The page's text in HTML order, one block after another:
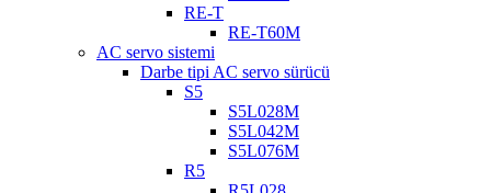
RE-T
RE-T60M
AC servo sistemi
Darbe tipi AC servo sürücü
S5
S5L028M
S5L042M
S5L076M
R5